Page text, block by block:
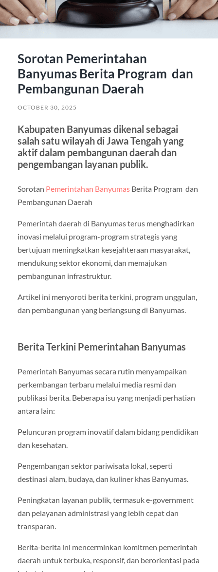
Sorotan Pemerintahan
Banyumas Berita Program dan
Pembangunan Daerah
OCTOBER 30, 2025
Kabupaten Banyumas dikenal sebagai
salah satu wilayah di Jawa Tengah yang
aktif dalam pembangunan daerah dan
pengembangan layanan publik.
Sorotan Pemerintahan BanyumasBerita Program dan
Pembangunan Daerah
Pemerintah daerah di Banyumas terus menghadirkan
inovasi melalui program-program strategis yang
bertujuan meningkatkan kesejahteraan masyarakat,
mendukung sektor ekonomi, dan memajukan
pembangunan infrastruktur.
Artikel ini menyoroti berita terkini, program unggulan,
dan pembangunan yang berlangsung di Banyumas.
Berita Terkini Pemerintahan Banyumas
Pemerintah Banyumas secara rutin menyampaikan
perkembangan terbaru melalui media resmi dan
publikasi berita. Beberapa isu yang menjadi perhatian
antara lain:
Peluncuran program inovatif dalam bidang pendidikan
dan kesehatan.
Pengembangan sektor pariwisata lokal, seperti
destinasi alam, budaya, dan kuliner khas Banyumas.
Peningkatan layanan publik, termasuk e-government
dan pelayanan administrasi yang lebih cepat dan
transparan.
Berita-berita ini mencerminkan komitmen pemerintah
daerah untuk terbuka, responsif, dan berorientasi pada